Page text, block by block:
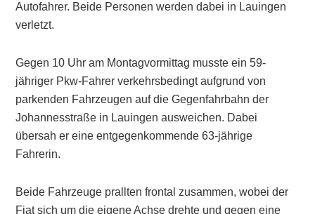
Autofahrer. Beide Personen werden dabei in Lauingen
verletzt.
Gegen 10 Uhr am Montagvormittag musste ein 59-
jähriger Pkw-Fahrer verkehrsbedingt aufgrund von
parkenden Fahrzeugen auf die Gegenfahrbahn der
Johannesstraße in Lauingen ausweichen. Dabei
übersah er eine entgegenkommende 63-jährige
Fahrerin.
Beide Fahrzeuge prallten frontal zusammen, wobei der
Fiat sich um die eigene Achse drehte und gegen eine